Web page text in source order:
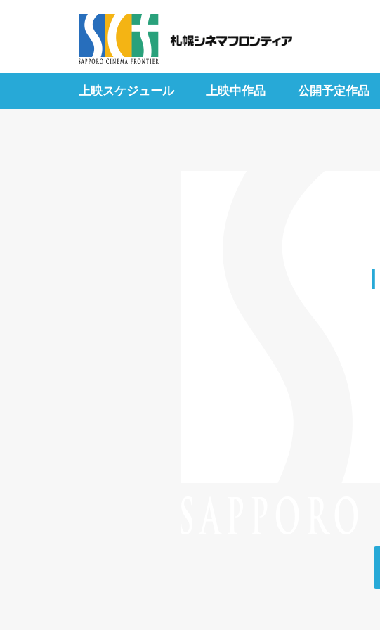
上映スケジュール 上映中作品 公開予定作品